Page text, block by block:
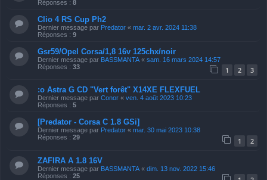
Réponses : 8
Clio 4 RS Cup Ph2
Dernier message par Predator « mar. 2 avr. 2024 11:38
Réponses : 9
Gsr59/Opel Corsa/1,8 16v 125chx/noir
Dernier message par BASSMANTA « sam. 16 mars 2024 14:57
Réponses : 33 1 2 3
:o Astra G CD "Vert forêt" X14XE FLEXFUEL
Dernier message par Conor « ven. 4 août 2023 10:23
Réponses : 5
[Predator - Corsa C 1.8 GSi]
Dernier message par Predator « mar. 30 mai 2023 10:38
Réponses : 29 1 2
ZAFIRA A 1.8 16V
Dernier message par BASSMANTA « dim. 13 nov. 2022 15:46
Réponses : 25